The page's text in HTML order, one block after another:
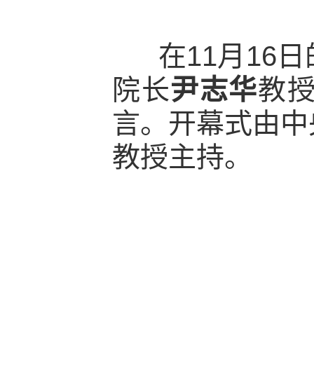
在11月16日
院长尹志华教
言。开幕式由
教授主持。